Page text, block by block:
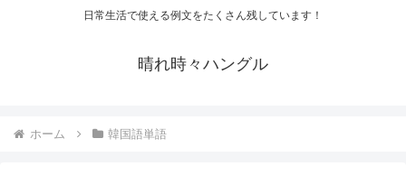
日常生活で使える例文をたくさん残しています！
晴れ時々ハングル
ホーム 韓国語単語